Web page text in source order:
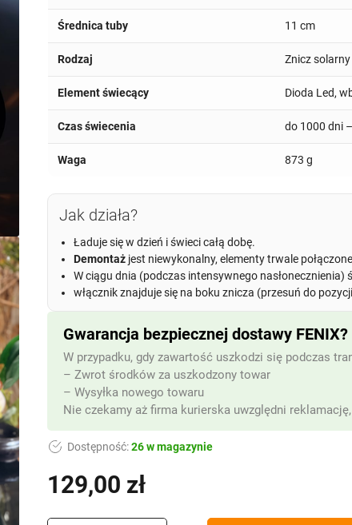
129,00 zł
Średnica tuby 11 cm
Rodzaj Znicz
Element świecący Dioda Led,
Czas świecenia do 1000 dni
Waga 873 g
Jak działa?
Ładuje się w dzień i świeci całą dobę.
Demontaż jest niewykonalny, elementy trwale
W ciągu dnia (podczas intensywnego nasłonecznienia)
włącznik znajduje się na boku znicza (przesuń do
Dostępność:26 w magazynie
Gwarancja bezpiecznej dostawy FENIX?
W przypadku, gdy zawartość uszkodzi się podczas
– Zwrot środków za uszkodzony towar
– Wysyłka nowego towaru
Nie czekamy aż firma kurierska uwzględni